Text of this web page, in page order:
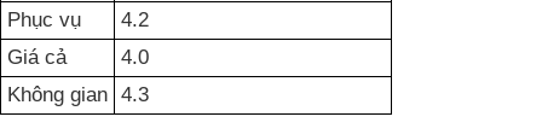
Phục vụ
4.2
Giá cả
4.0
Không gian 4.3